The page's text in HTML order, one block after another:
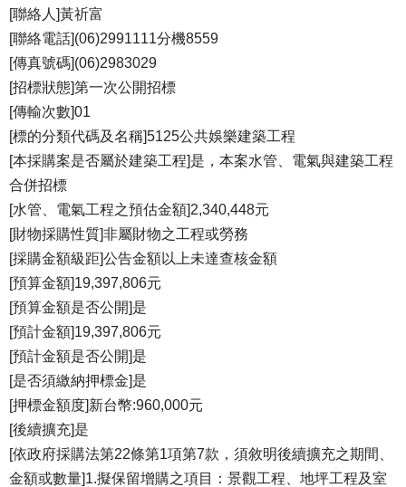
[聯絡人]黃祈富
[聯絡電話](06)2991111分機8559
[傳真號碼](06)2983029
[招標狀態]第一次公開招標
[傳輸次數]01
[標的分類代碼及名稱]5125公共娛樂建築工程
[本採購案是否屬於建築工程]是，本案水管、電氣與建築工程
合併招標
[水管、電氣工程之預估金額]2,340,448元
[財物採購性質]非屬財物之工程或勞務
[採購金額級距]公告金額以上未達查核金額
[預算金額]19,397,806元
[預算金額是否公開]是
[預計金額]19,397,806元
[預計金額是否公開]是
[是否須繳納押標金]是
[押標金額度]新台幣:960,000元
[後續擴充]是
[依政府採購法第22條第1項第7款，須敘明後續擴充之期間、
金額或數量]1.擬保留增購之項目：景觀工程、地坪工程及室